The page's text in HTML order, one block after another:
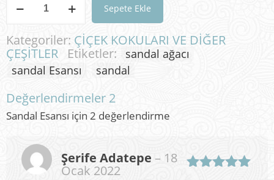
Esansı Sepete Ekle
Kategoriler: ÇİÇEK KOKULARI VE DİĞER
ÇEŞİTLER
Etiketler:
sandal ağacı
sandal Esansı
sandal
Değerlendirmeler 2
Sandal Esansı için 2 değerlendirme
Şerife Adatepe – 18
Ocak 2022